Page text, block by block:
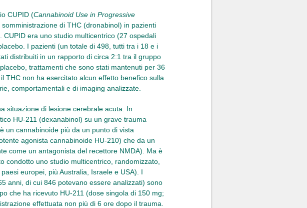
CUPID (Cannabinoid Use in Progressive
di THC (dronabinol) in pazienti
era uno studio multicentrico (27 ospedali
I pazienti (un totale di 498, tutti tra i 18 e i
distribuiti in un rapporto di circa 2:1 tra il gruppo
trattamenti che sono stati mantenuti per 36
THC non ha esercitato alcun effetto benefico sulla
comportamentali e di imaging analizzate.
situazione di lesione cerebrale acuta. In
HU-211 (dexanabinol) su un grave trauma
un cannabinoide più da un punto di vista
agonista cannabinoide HU-210) che da un
come un antagonista del recettore NMDA). Ma è
condotto uno studio multicentrico, randomizzato,
europei, più Australia, Israele e USA). I
anni, di cui 846 potevano essere analizzati) sono
che ha ricevuto HU-211 (dose singola di 150 mg;
effettuata non più di 6 ore dopo il trauma.